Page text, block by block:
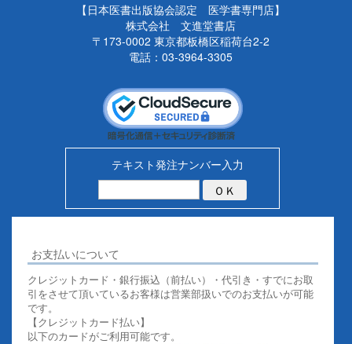
【日本医書出版協会認定 医学書専門店】
株式会社 文進堂書店
〒173-0002 東京都板橋区稲荷台2-2
電話：03-3964-3305
テキスト発注ナンバー入力
お支払いについて
クレジットカード・銀行振込（前払い）・代引き・すでにお取
引をさせて頂いているお客様は営業部扱いでのお支払いが可能
です。
【クレジットカード払い】
以下のカードがご利用可能です。